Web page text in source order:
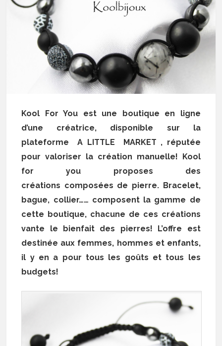
Kool For You est une boutique en ligne
d’une créatrice, disponible sur la
plateforme A LITTLE MARKET , réputée
pour valoriser la création manuelle! Kool
for you proposes des
créations composées de pierre. Bracelet,
bague, collier…… composent la gamme de
cette boutique, chacune de ces créations
vante le bienfait des pierres! L’offre est
destinée aux femmes, hommes et enfants,
il y en a pour tous les goûts et tous les
budgets!